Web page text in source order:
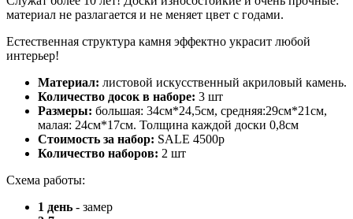
материал не разлагается и не меняет цвет с годами.
Естественная структура камня эффектно украсит любой
интерьер!
Материал: листовой искусственный акриловый камень.
Количество досок в наборе: 3 шт
Размеры: большая: 34см*24,5см, средняя:29см*21см,
малая: 24см*17см. Толщина каждой доски 0,8см
Стоимость за набор: SALE 4500р
Количество наборов: 2 шт
Схема работы:
1 день - замер